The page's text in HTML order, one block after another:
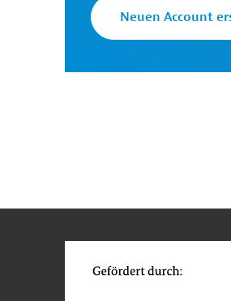
China Wirtschafts-,
Neuen Account